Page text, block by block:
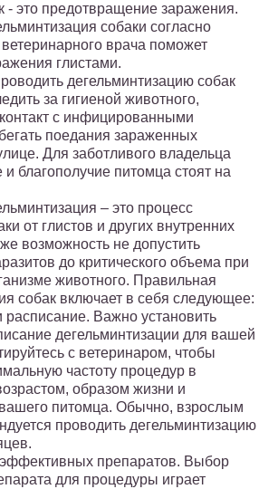
- это предотвращение заражения.
собаки согласно
врача поможет
глистами.
дегельминтизацию собак
за гигиеной животного,
с инфицированными
поедания зараженных
Для заботливого владельца
и благополучие питомца стоят на
– это процесс
от глистов и других внутренних
возможность не допустить
до критического объема при
животного. Правильная
собак включает в себя следующее:
Важно установить
дегельминтизации для вашей
с ветеринаром, чтобы
частоту процедур в
образом жизни и
питомца. Обычно, взрослым
проводить дегельминтизацию
препаратов. Выбор
для процедуры играет